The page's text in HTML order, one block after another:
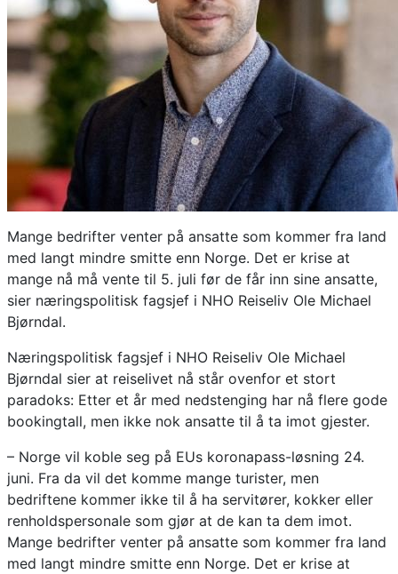
Mange bedrifter venter på ansatte som kommer fra land
med langt mindre smitte enn Norge. Det er krise at
mange nå må vente til 5. juli før de får inn sine ansatte,
sier næringspolitisk fagsjef i NHO Reiseliv Ole Michael
Bjørndal.
Næringspolitisk fagsjef i NHO Reiseliv Ole Michael
Bjørndal sier at reiselivet nå står ovenfor et stort
paradoks: Etter et år med nedstenging har nå flere gode
bookingtall, men ikke nok ansatte til å ta imot gjester.
– Norge vil koble seg på EUs koronapass-løsning 24.
juni. Fra da vil det komme mange turister, men
bedriftene kommer ikke til å ha servitører, kokker eller
renholdspersonale som gjør at de kan ta dem imot.
Mange bedrifter venter på ansatte som kommer fra land
med langt mindre smitte enn Norge. Det er krise at